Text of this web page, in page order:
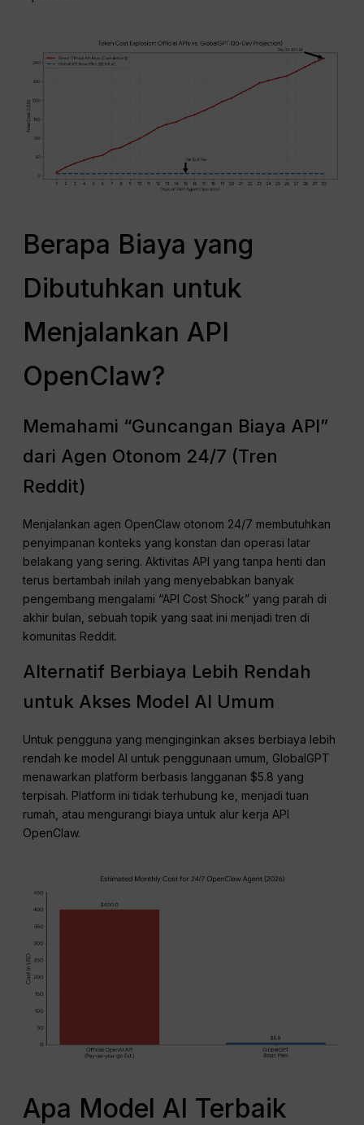
Berapa Biaya yang
Dibutuhkan untuk
Menjalankan API
OpenClaw?
Memahami “Guncangan Biaya API”
dari Agen Otonom 24/7 (Tren
Reddit)
Menjalankan agen OpenClaw otonom 24/7 membutuhkan
penyimpanan konteks yang konstan dan operasi latar
belakang yang sering. Aktivitas API yang tanpa henti dan
terus bertambah inilah yang menyebabkan banyak
pengembang mengalami “API Cost Shock” yang parah di
akhir bulan, sebuah topik yang saat ini menjadi tren di
komunitas Reddit.
Alternatif Berbiaya Lebih Rendah
untuk Akses Model AI Umum
Untuk pengguna yang menginginkan akses berbiaya lebih
rendah ke model AI untuk penggunaan umum, GlobalGPT
menawarkan platform berbasis langganan $5.8 yang
terpisah. Platform ini tidak terhubung ke, menjadi tuan
rumah, atau mengurangi biaya untuk alur kerja API
OpenClaw.
Apa Model AI Terbaik